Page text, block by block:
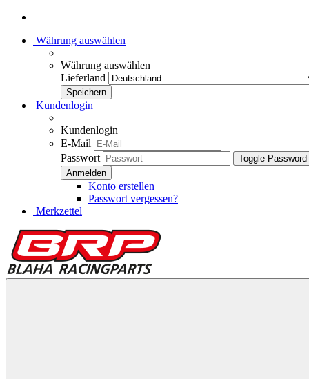
Währung auswählen
Währung auswählen
Lieferland
Kundenlogin
Kundenlogin
E-Mail
Passwort
Toggle
Konto erstellen
Passwort vergessen?
Merkzettel